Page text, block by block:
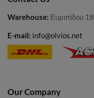
Warehouse: Ευριπίδου 18
E-mail: info@olvios.net
Our Company